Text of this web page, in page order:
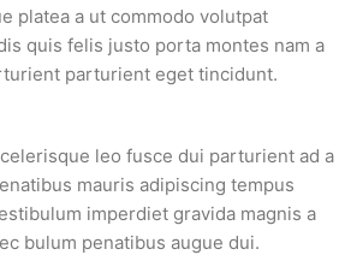
platea a ut commodo volutpat
quis felis justo porta montes nam a
parturient eget tincidunt.
leo fusce dui parturient ad a
mauris adipiscing tempus
imperdiet gravida magnis a
bulum penatibus augue dui.